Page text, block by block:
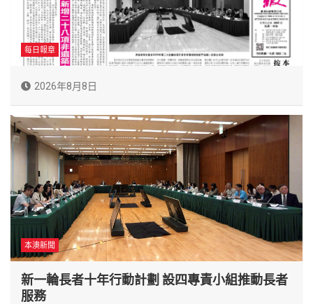
每日報章
2026年8月8日
本澳新聞
新一輪長者十年行動計劃 設四專責小組推動長者
服務